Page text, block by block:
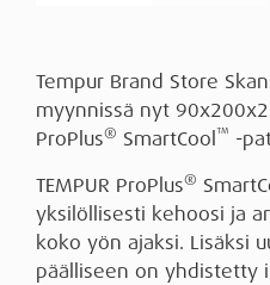
Tempur Brand Store
myynnissä nyt
ProPlus® SmartCool™ -
TEMPUR ProPlus®
yksilöllisesti kehoosi ja
koko yön ajaksi. Lisäksi
päälliseen on yhdistetty